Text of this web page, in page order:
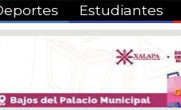
Estudiantes